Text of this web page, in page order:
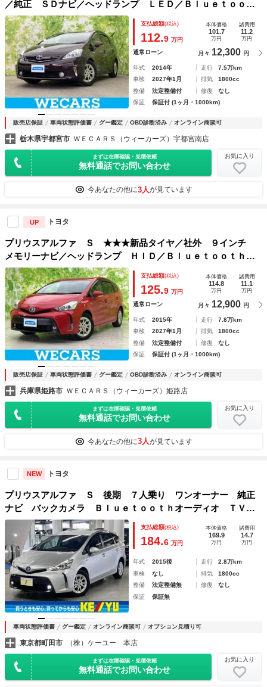
／純正 ＳＤナビ／ヘッドランプ ＬＥＤ／Ｂｌｕｅｔｏｏｔ
ｈ接続／ＥＴＣ／ＥＢＤ付ＡＢＳ／横滑り防止装置／アイドリ
ングストップ／フルセグＴＶ／禁煙車／エアバッグ 運転席
支払総額(税込)
112.9 万円
本体価格
101.7
万円
諸費用
11.2
万円
通常ローン 月々 12,300 円
年式 2014年 走行
7.5万km
車検
2027年1月 排気
1800cc
整備
法定整備付 修復
なし
保証
保証付 (1ヶ月・1000km)
販売店保証 車両状態評価書 グー鑑定 OBD診断済み オンライン商談可
栃木県宇都宮市 ＷＥＣＡＲＳ（ウィーカーズ）宇都宮南店
まずは在庫確認・見積依頼
無料通話でお問い合わせ
お気に入り
今あなたの他に3人が見ています
UP トヨタ
プリウスアルファ Ｓ ★★★新品タイヤ／社外 ９インチ
メモリーナビ／ヘッドランプ ＨＩＤ／Ｂｌｕｅｔｏｏｔｈ接
続／ＥＴＣ／バックモニター／フルセグＴＶ／ＤＶＤ／アルミ
ホイール 純正 １６インチ／エンジンスタートボタン
支払総額(税込)
125.9 万円
本体価格
114.8
万円
諸費用
11.1
万円
通常ローン 月々 12,900 円
年式 2015年 走行
7.8万km
車検
2027年1月 排気
1800cc
整備
法定整備付 修復
なし
保証
保証付 (1ヶ月・1000km)
販売店保証 車両状態評価書 グー鑑定 OBD診断済み オンライン商談可
兵庫県姫路市 ＷＥＣＡＲＳ（ウィーカーズ）姫路店
まずは在庫確認・見積依頼
無料通話でお問い合わせ
お気に入り
今あなたの他に3人が見ています
NEW トヨタ
プリウスアルファ Ｓ 後期 ７人乗り ワンオーナー 純正
ナビ バックカメラ Ｂｌｕｅｔｏｏｔｈオーディオ ＴＶ
ＣＤ再生 ビルトインＥＴＣ ＬＥＤヘッドランプ フォグラ
ンプ 純正１６インチＡＷ スマートキー ドアバイザー フ
ロアマット
支払総額(税込)
184.6 万円
本体価格
169.9
万円
諸費用
14.7
万円
年式 2015後 走行
2.8万km
車検
なし 排気
1800cc
整備
法定整備無 修復
なし
保証
保証無
車両状態評価書 グー鑑定 オンライン商談可 オプション見積り可
東京都町田市 （株）ケーユー 本店
まずは在庫確認・見積依頼
無料通話でお問い合わせ
お気に入り